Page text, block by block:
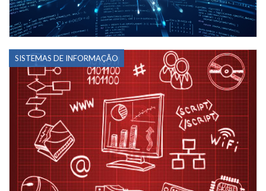
SISTEMAS DE INFORMAÇÃO